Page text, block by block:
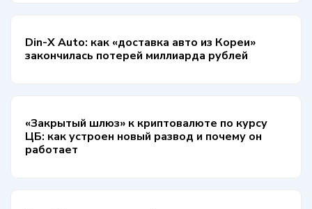
Din-X Auto: как «доставка авто из Кореи»
закончилась потерей миллиарда рублей
«Закрытый шлюз» к криптовалюте по курсу
ЦБ: как устроен новый развод и почему он
работает